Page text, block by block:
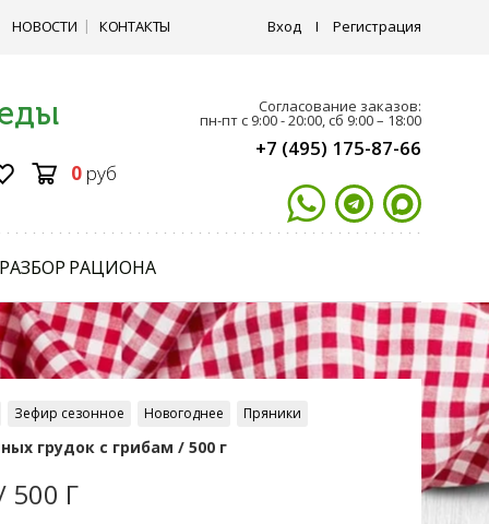
НОВОСТИ КОНТАКТЫ Вход I Регистрация
0 руб
Согласование заказов:
пн-пт с 9:00 - 20:00, сб 9:00 – 18:00
+7 (495) 175-87-66
РАЗБОР РАЦИОНА
Зефир сезонное Новогоднее Пряники
грудок с грибам / 500 г
Г